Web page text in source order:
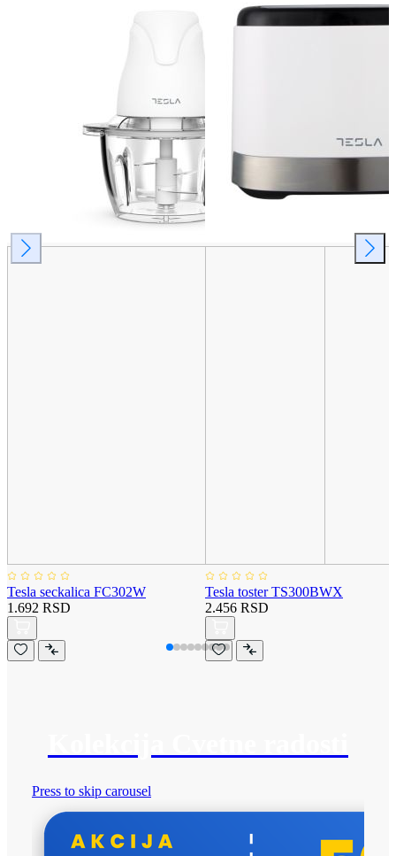
Tesla seckalica FC302W
1.692 RSD
Tesla toster TS300BWX
2.456 RSD
Press to skip carousel